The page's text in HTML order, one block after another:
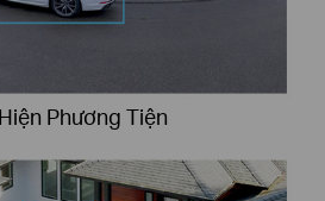
Phương Tiện